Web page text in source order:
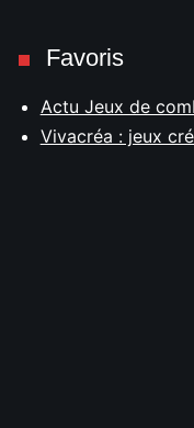
Favoris
Actu Jeux de
Vivacréa : jeux